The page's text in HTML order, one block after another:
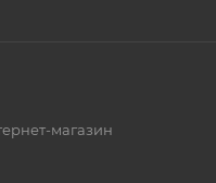
магазин